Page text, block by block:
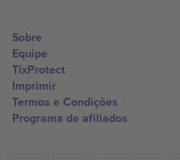
Sobre
Equipe
TixProtect
Imprimir
Termos e Condições
Programa de afiliados